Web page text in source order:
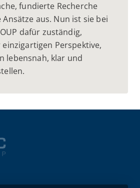
fundierte Recherche
aus. Nun ist sie bei
dafür zuständig,
Perspektive,
lebensnah, klar und